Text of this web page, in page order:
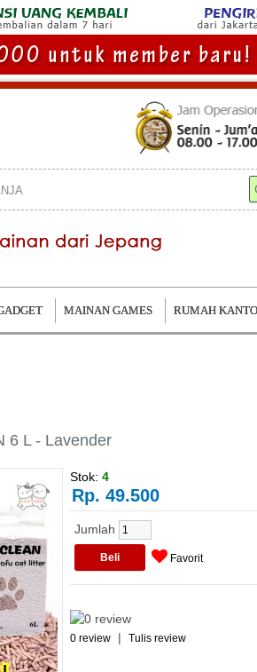
MAINAN GAMES RUMAH
6 L - Lavender
Stok: 4
Rp. 49.500
Jumlah
Favorit
0 review | Tulis review